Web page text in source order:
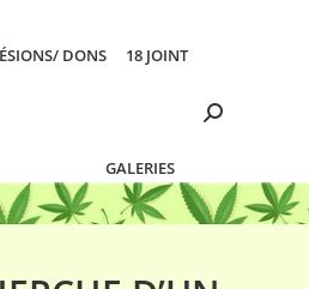
DONS 18 JOINT
GALERIES
Search: